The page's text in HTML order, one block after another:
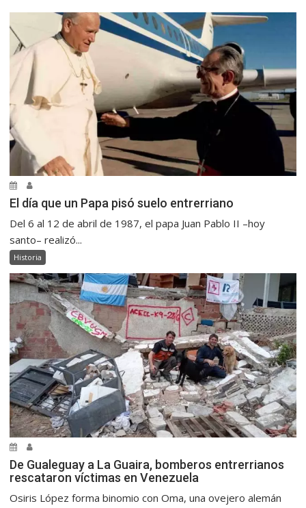
El día que un Papa pisó suelo entrerriano
Del 6 al 12 de abril de 1987, el papa Juan Pablo II –hoy
santo– realizó...
Historia
De Gualeguay a La Guaira, bomberos entrerrianos
rescataron víctimas en Venezuela
Osiris López forma binomio con Oma, una ovejero alemán